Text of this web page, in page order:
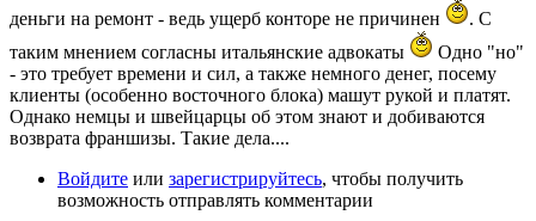
деньги на ремонт - ведь ущерб конторе не причинен
. С
таким мнением согласны итальянские адвокаты
Одно "но"
- это требует времени и сил, а также немного денег, посему
клиенты (особенно восточного блока) машут рукой и платят.
Однако немцы и швейцарцы об этом знают и добиваются
возврата франшизы. Такие дела....
Войдите или зарегистрируйтесь, чтобы получить
возможность отправлять комментарии